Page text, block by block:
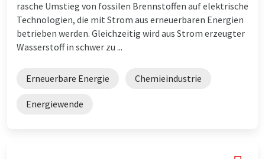
rasche Umstieg von fossilen Brennstoffen auf elektrische
Technologien, die mit Strom aus erneuerbaren Energien
betrieben werden. Gleichzeitig wird aus Strom erzeugter
Wasserstoff in schwer zu ...
Erneuerbare Energie Chemieindustrie
Energiewende